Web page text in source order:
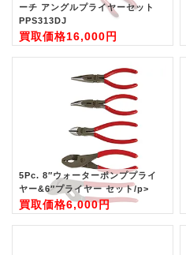
ーチ アングルプライヤーセット
PPS313DJ
買取価格16,000円
5Pc. 8″ウォーターポンププライ
ヤー&6″プライヤー セット/p>
買取価格6,000円